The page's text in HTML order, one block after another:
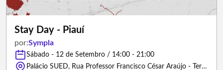
Stay Day - Piauí
por:Sympla
Sábado - 12 de Setembro / 14:00 - 21:00
Palácio SUED, Rua Professor Francisco César Araújo - Teresina/Piauí